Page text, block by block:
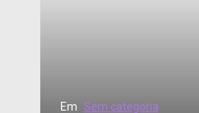
Em Sem categoria